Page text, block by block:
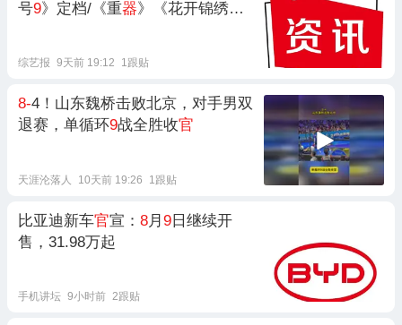
号9》定档/《重器》《花开锦绣》
综艺报 9天前 19:12 1跟贴
8-4！山东魏桥击败北京，对手男双
退赛，单循环9战全胜收官
天涯沦落人 10天前 19:26 1跟贴
比亚迪新车官宣： 8月 9 日继续开
售，31.98万起
手机讲坛 9小时前 2跟贴